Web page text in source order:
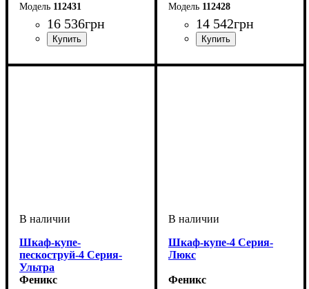
112431
16 536грн
112428
14 542грн
Шкаф-купе-
пескоструй-4 Серия-
Ультра
Феникс
Шкаф-купе-4 Серия-
Люкс
Феникс